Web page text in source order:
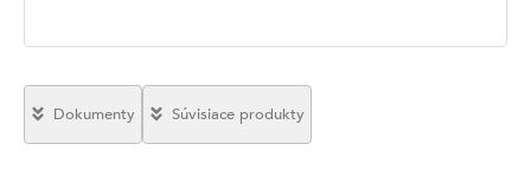
Dokumenty Súvisiace produkty